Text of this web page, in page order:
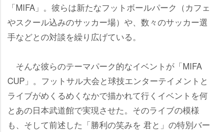
「MIFA」。彼らは新たなフットボールパーク（カフェ
スクール込みのサッカー場）や、数々のサッカー選
手などとの対談を繰り広げている。
そんな彼らのテーマパーク的なイベントが「MIFA
CUP」。フットサル大会と球技エンターテイメントと
ライブがめくるめくなかで描かれて行くイベントを何
とあの日本武道館で実現させた。そのライブの模様
も、そして前述した「勝利の笑みを 君と」の特別バー